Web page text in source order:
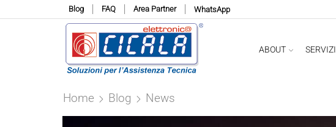
Blog FAQ Area Partner WhatsApp
ABOUT SERVIZI
Home Blog News